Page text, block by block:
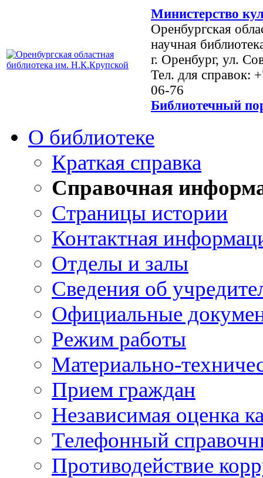
Министерство
Оренбургская
научная
г. Оренбург, ул.
Тел. для справок:
06-76
Библиотечный
О библиотеке
Краткая справка
Справочная
Страницы истории
Контактная
Отделы и залы
Сведения об
Официальные
Режим работы
Материально-
Прием граждан
Независимая оценка
Телефонный
Противодействие